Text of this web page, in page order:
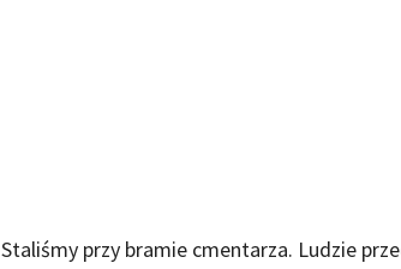
Staliśmy przy bramie cmentarza. Ludzie